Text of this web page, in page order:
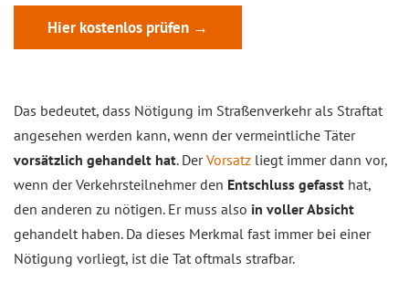
Hier kostenlos prüfen →
Das bedeutet, dass Nötigung im Straßenverkehr als Straftat
angesehen werden kann, wenn der vermeintliche Täter
vorsätzlich gehandelt hat. DerVorsatz liegt immer dann vor,
wenn der Verkehrsteilnehmer den Entschluss gefasst hat,
den anderen zu nötigen. Er muss also in voller Absicht
gehandelt haben. Da dieses Merkmal fast immer bei einer
Nötigung vorliegt, ist die Tat oftmals strafbar.